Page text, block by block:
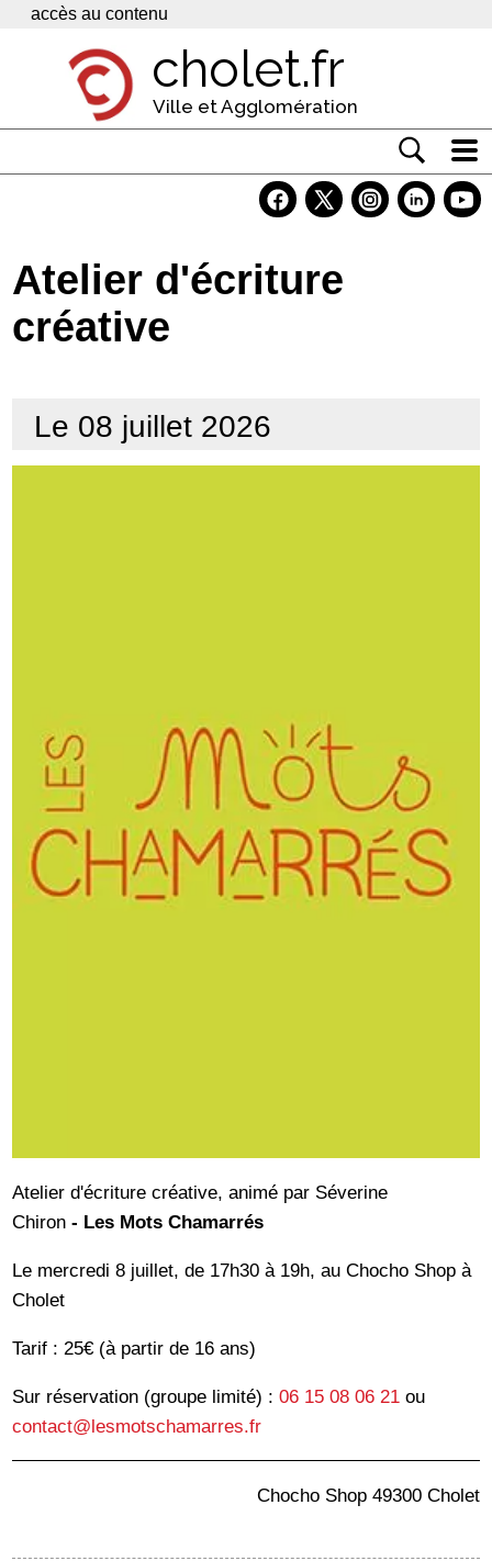
Panneau de gestion des cookies
accès au contenu
cholet.fr
Ville et Agglomération
Economie
Services
Atelier d'écriture
créative
Le 08 juillet 2026
Atelier d'écriture créative, animé par Séverine
Chiron - Les Mots Chamarrés
Le mercredi 8 juillet, de 17h30 à 19h, au Chocho Shop à
Cholet
Tarif : 25€ (à partir de 16 ans)
Sur réservation (groupe limité) :06 15 08 06 21 ou
contact@lesmotschamarres.fr
Chocho Shop 49300 Cholet